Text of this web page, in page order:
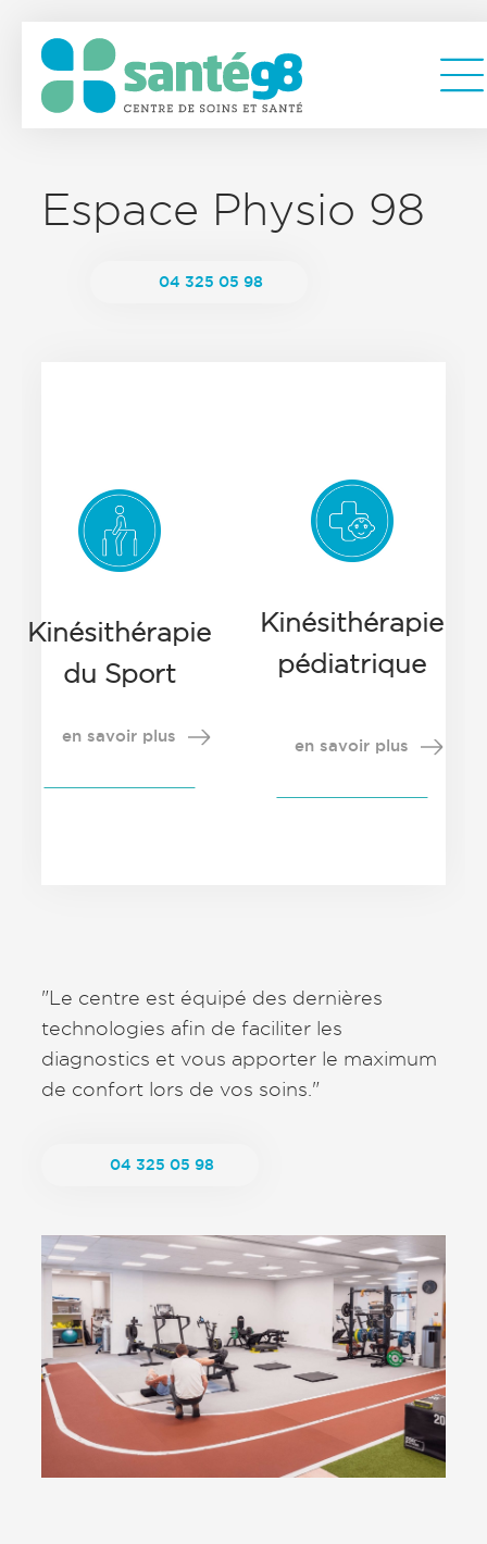
Espace Physio 98
04 325 05 98
Kinésithérapie
du Sport
en savoir plus
Kinésithérapie
pédiatrique
en savoir plus
"Le centre est équipé des dernières
technologies afin de faciliter les
diagnostics et vous apporter le maximum
de confort lors de vos soins."
04 325 05 98